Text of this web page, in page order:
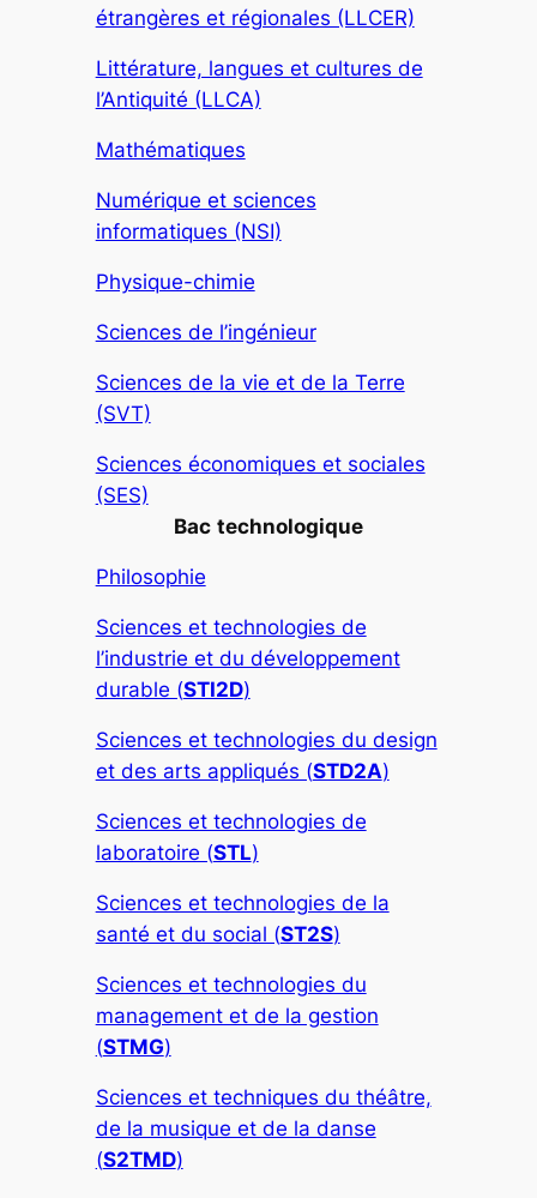
étrangères et régionales (LLCER)
Littérature, langues et cultures de
l’Antiquité (LLCA)
Mathématiques
Numérique et sciences
informatiques (NSI)
Physique-chimie
Sciences de l’ingénieur
Sciences de la vie et de la Terre
(SVT)
Sciences économiques et sociales
(SES)
Bac technologique
Philosophie
Sciences et technologies de
l’industrie et du développement
durable (STI2D)
Sciences et technologies du design
et des arts appliqués (STD2A)
Sciences et technologies de
laboratoire (STL)
Sciences et technologies de la
santé et du social (ST2S)
Sciences et technologies du
management et de la gestion
(STMG)
Sciences et techniques du théâtre,
de la musique et de la danse
(S2TMD)